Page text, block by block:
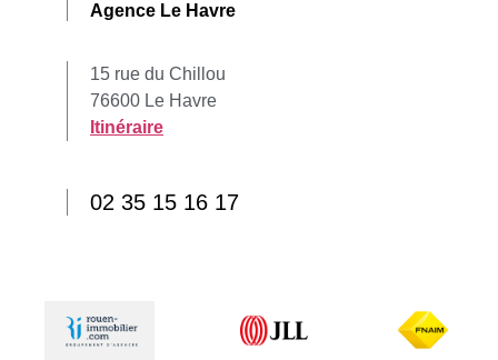
Agence Le Havre
15 rue du Chillou
76600 Le Havre
Itinéraire
02 35 15 16 17